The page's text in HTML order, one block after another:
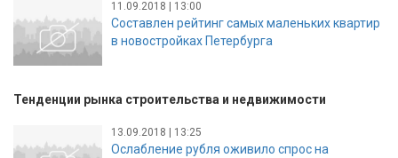
11.09.2018 | 13:00
Составлен рейтинг самых маленьких квартир
в новостройках Петербурга
Тенденции рынка строительства и недвижимости
13.09.2018 | 13:25
Ослабление рубля оживило спрос на